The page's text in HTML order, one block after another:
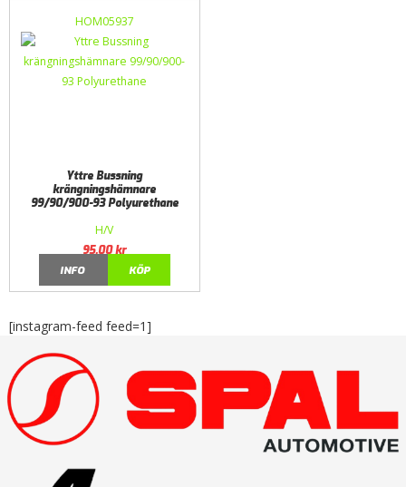
HOM05937
Yttre Bussning
krängningshämnare
99/90/900-93 Polyurethane
H/V
95,00kr
INFO
KÖP
[instagram-feed feed=1]